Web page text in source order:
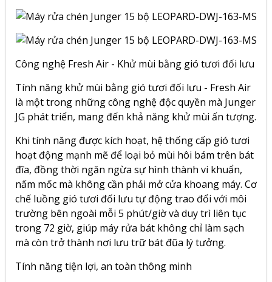
Công nghệ Fresh Air - Khử mùi bằng gió tươi đối lưu
Tính năng khử mùi bằng gió tươi đối lưu - Fresh Air
là một trong những công nghệ độc quyền mà Junger
JG phát triển, mang đến khả năng khử mùi ấn tượng.
Khi tính năng được kích hoạt, hệ thống cấp gió tươi
hoạt động mạnh mẽ để loại bỏ mùi hôi bám trên bát
đĩa, đồng thời ngăn ngừa sự hình thành vi khuẩn,
nấm mốc mà không cần phải mở cửa khoang máy. Cơ
chế luồng gió tươi đối lưu tự động trao đổi với môi
trường bên ngoài mỗi 5 phút/giờ và duy trì liên tục
trong 72 giờ, giúp máy rửa bát không chỉ làm sạch
mà còn trở thành nơi lưu trữ bát đũa lý tưởng.
Tính năng tiện lợi, an toàn thông minh